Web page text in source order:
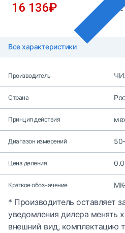
16 136₽ без НДС
Все характеристики
Производитель
Страна
Принцип действия
Диапазон измерений
Цена деления
Краткое обозначение
* Производитель оставляет
уведомления дилера менять
внешний вид, комплектацию